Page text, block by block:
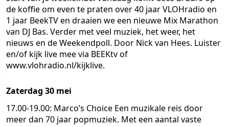
de koffie om even te praten over 40 jaar VLOHradio en
1 jaar BeekTV en draaien we een nieuwe Mix Marathon
van DJ Bas. Verder met veel muziek, het weer, het
nieuws en de Weekendpoll. Door Nick van Hees. Luister
en/of kijk live mee via BEEKtv of
www.vlohradio.nl/kijklive.
Zaterdag 30 mei
17.00-19.00: Marco’s Choice Een muzikale reis door
meer dan 70 jaar popmuziek. Met een aantal vaste